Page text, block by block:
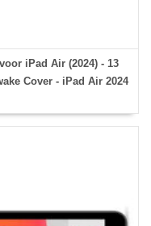
iPad Air (2024) - 13
Cover - iPad Air 2024
- Met Stylus Pen